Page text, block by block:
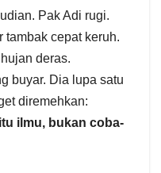
Pak Adi rugi.
tambak cepat keruh.
deras.
buyar. Dia lupa satu
diremehkan:
itu ilmu, bukan coba-